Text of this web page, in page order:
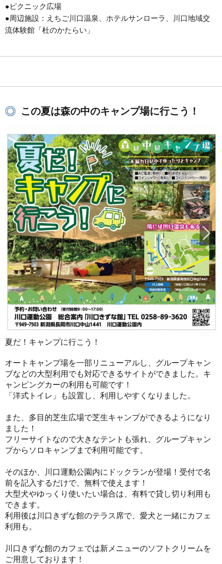
●ピクニック広場
●周辺施設：えちご川口温泉、ホテルサンローラ、川口地域交
流体験館「杜のかたらい」
この夏は森の中のキャンプ場に行こう！
夏だ！キャンプに行こう！
オートキャンプ場を一部リニューアルし、グループキャン
プなどの大型利用でも対応できるサイトができました。キ
ャンピングカーの利用も可能です！
「洋式トイレ」も設置し、利用しやすくなりました。
また、多目的芝生広場で芝生キャンプができるようになり
ました！
フリーサイトなので大きなテントも張れ、グループキャン
プからソロキャンプまで利用可能です。
そのほか、川口運動公園内にドックランが登場！受付で名
前を記入するだけで、無料で使えます！
大型犬やゆっくり使いたい場合は、有料で貸し切り利用も
できます。
利用後は川口きずな館のテラス席で、愛犬と一緒にカフェ
利用も。
川口きずな館のカフェでは新メニューのソフトクリームを
ご用意しております！